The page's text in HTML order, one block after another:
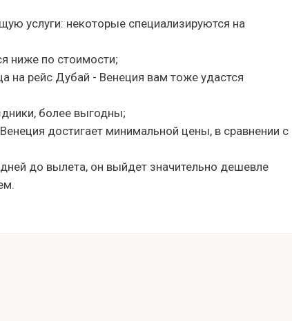
услуги: некоторые специализируются на
ниже по стоимости;
на рейс Дубай - Венеция вам тоже удастся
более выгодны;
достигает минимальной цены, в сравнении с
до вылета, он выйдет значительно дешевле